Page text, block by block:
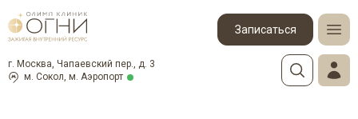
Записаться
м. Сокол, м. Аэропорт
г. Москва, Чапаевский пер., д. 3